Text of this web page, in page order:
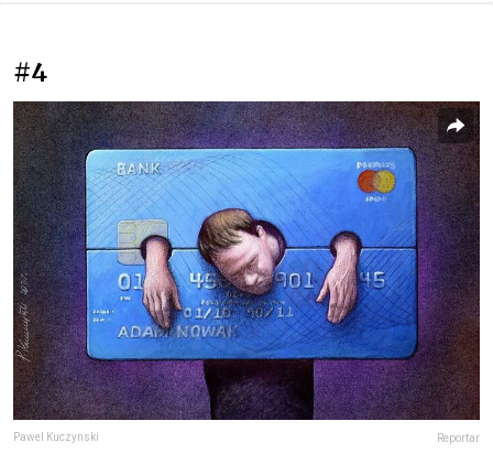
#4
Pawel Kuczynski Reportar